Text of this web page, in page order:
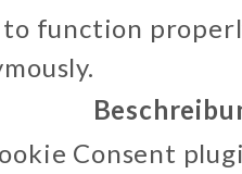
function
Consent